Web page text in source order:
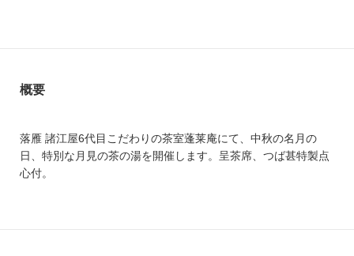
概要
落雁 諸江屋6代目こだわりの茶室蓬莱庵にて、中秋の名月の
日、特別な月見の茶の湯を開催します。呈茶席、つば甚特製点
心付。